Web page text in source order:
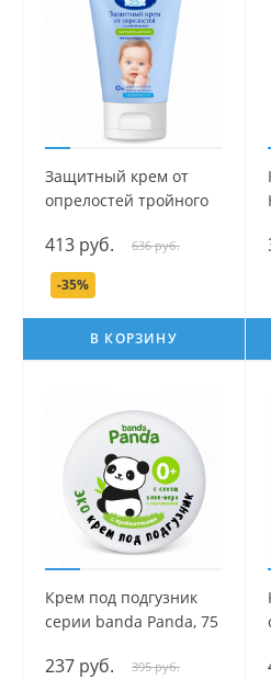
Защитный крем от
опрелостей тройного
мама, 100 мл.
413 руб. 636 руб.
-35%
В КОРЗИНУ
Крем под подгузник
серии banda Panda, 75
237 руб. 395 руб.